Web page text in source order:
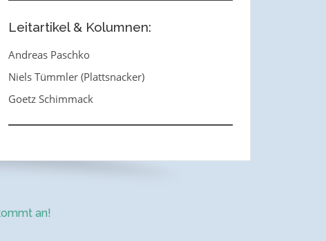
Leitartikel & Kolumnen:
Andreas Paschko
Niels Tümmler (Plattsnacker)
Goetz Schimmack
an!